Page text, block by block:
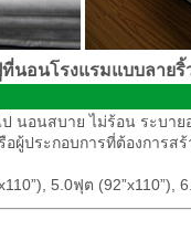
ที่นอนโรงแรมแบบลายริ้
นอนสบาย ไม่ร้อน ระบา
ประกอบการที่ต้องการสร้
5.0ฟุต (92”x110”),